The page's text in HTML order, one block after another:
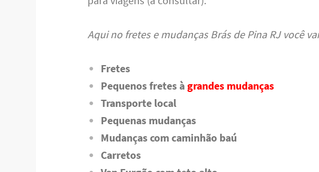
Aqui no fretes e mudanças Brás de Pina RJ você
Fretes
Pequenos fretes à grandes mudanças
Transporte local
Pequenas mudanças
Mudanças com caminhão baú
Carretos